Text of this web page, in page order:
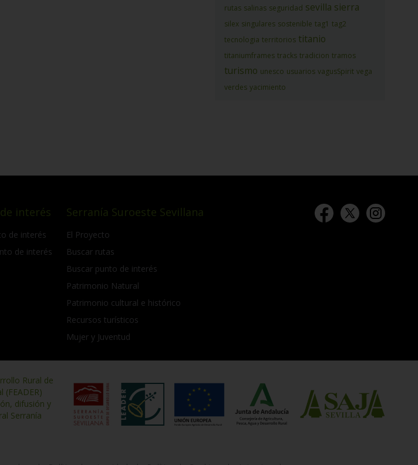
rutas salinas seguridad sevilla sierra
silex singulares sostenible tag1 tag2
tecnologia territorios titanio
titaniumframes tracks tradicion tramos
turismo unesco usuarios vagusSpirit vega
verdes yacimiento
interés
de interés
de interés
Serranía Suroeste Sevillana
El Proyecto
Buscar rutas
Buscar punto de interés
Patrimonio Natural
Patrimonio cultural e histórico
Recursos turísticos
Mujer y Juventud
Rural de
difusión y
Serranía